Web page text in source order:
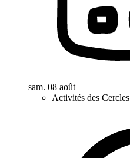
sam. 08 août
Activités des Cercles